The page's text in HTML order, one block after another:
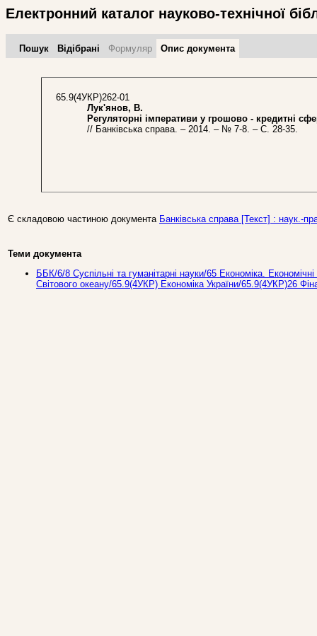
Електронний каталог науково-технічної
Пошук Відібрані Формуляр Опис документа
65.9(4УКР)262-01
Лук'янов, В.
Регуляторні імперативи у грошово - кредитні
// Банківська справа. – 2014. – № 7-8. – С. 28-35.
Є складовою частиною документа Банківська справа [Текст] : наук.-
Теми документа
ББК/6/8 Суспільні та гуманітарні науки/65 Економіка.
Світового океану/65.9(4УКР) Економіка України/65.9(4УКР)26